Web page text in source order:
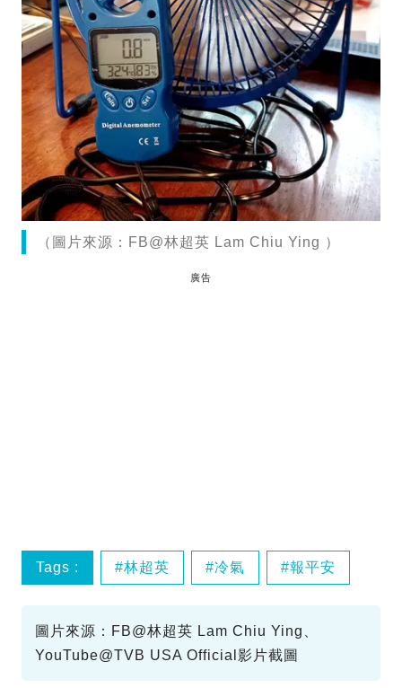
（圖片來源：FB@林超英 Lam Chiu Ying ）
廣告
Tags : 林超英 冷氣 報平安
圖片來源：FB@林超英 Lam Chiu Ying、
YouTube@TVB USA Official影片截圖